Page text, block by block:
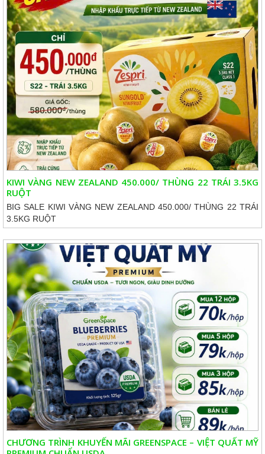
KIWI VÀNG NEW ZEALAND 450.000/ THÙNG 22 TRÁI 3.5KG
RUỘT
BIG SALE KIWI VÀNG NEW ZEALAND 450.000/ THÙNG 22 TRÁI
3.5KG RUỘT
CHƯƠNG TRÌNH KHUYẾN MÃI GREENSPACE – VIỆT QUẤT MỸ